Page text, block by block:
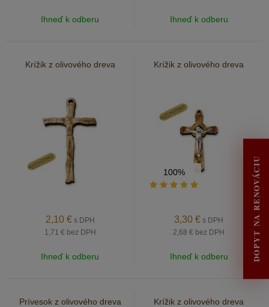
DOPYT NA RENOVÁCIU
Ihneď k odberu Ihneď k odberu
Krížik z olivového dreva
2,10 € s DPH
1,71 € bez DPH
Ihneď k odberu
Krížik z olivového dreva
100%
3,30 € s DPH
2,68 € bez DPH
Ihneď k odberu
Prívesok z olivového dreva Krížik z olivového dreva